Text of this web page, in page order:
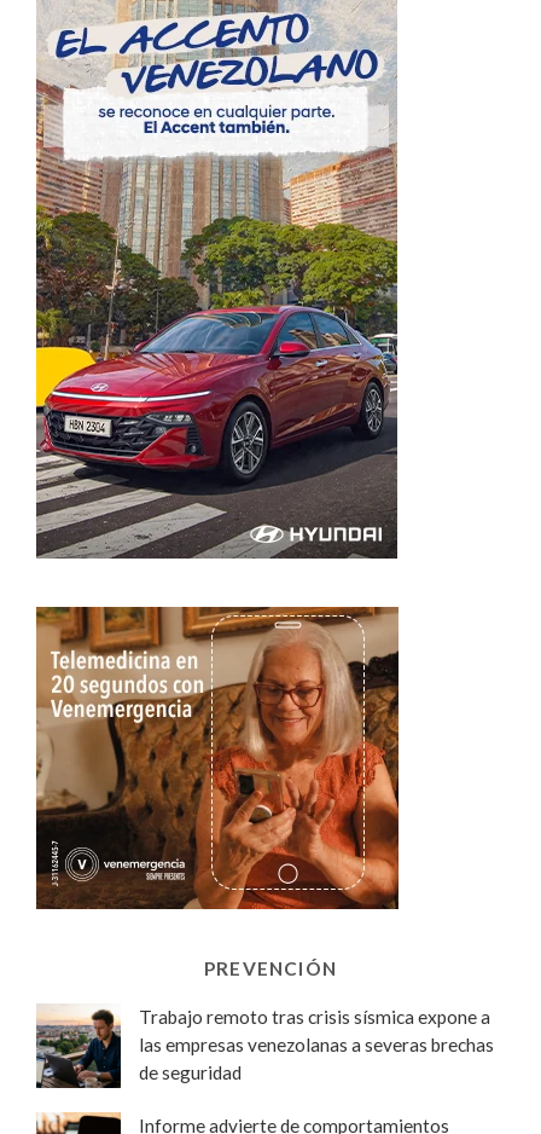
PREVENCIÓN
Trabajo remoto tras crisis sísmica expone a
las empresas venezolanas a severas brechas
de seguridad
Informe advierte de comportamientos